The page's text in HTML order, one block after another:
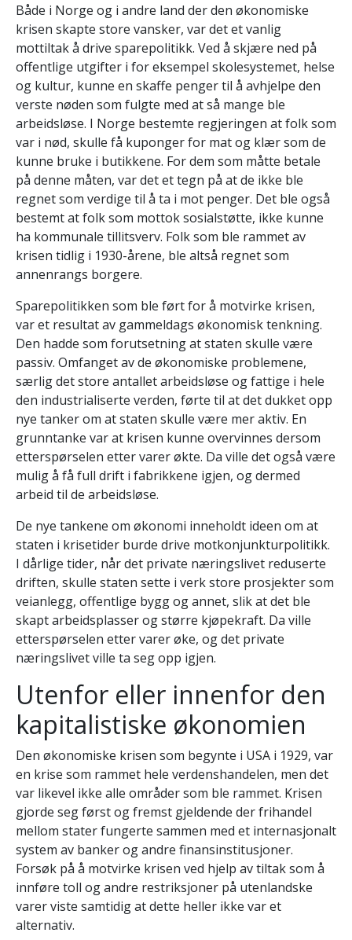
Både i Norge og i andre land der den økonomiske
krisen skapte store vansker, var det et vanlig
mottiltak å drive sparepolitikk. Ved å skjære ned på
offentlige utgifter i for eksempel skolesystemet, helse
og kultur, kunne en skaffe penger til å avhjelpe den
verste nøden som fulgte med at så mange ble
arbeidsløse. I Norge bestemte regjeringen at folk som
var i nød, skulle få kuponger for mat og klær som de
kunne bruke i butikkene. For dem som måtte betale
på denne måten, var det et tegn på at de ikke ble
regnet som verdige til å ta i mot penger. Det ble også
bestemt at folk som mottok sosialstøtte, ikke kunne
ha kommunale tillitsverv. Folk som ble rammet av
krisen tidlig i 1930-årene, ble altså regnet som
annenrangs borgere.
Sparepolitikken som ble ført for å motvirke krisen,
var et resultat av gammeldags økonomisk tenkning.
Den hadde som forutsetning at staten skulle være
passiv. Omfanget av de økonomiske problemene,
særlig det store antallet arbeidsløse og fattige i hele
den industrialiserte verden, førte til at det dukket opp
nye tanker om at staten skulle være mer aktiv. En
grunntanke var at krisen kunne overvinnes dersom
etterspørselen etter varer økte. Da ville det også være
mulig å få full drift i fabrikkene igjen, og dermed
arbeid til de arbeidsløse.
De nye tankene om økonomi inneholdt ideen om at
staten i krisetider burde drive motkonjunkturpolitikk.
I dårlige tider, når det private næringslivet reduserte
driften, skulle staten sette i verk store prosjekter som
veianlegg, offentlige bygg og annet, slik at det ble
skapt arbeidsplasser og større kjøpekraft. Da ville
etterspørselen etter varer øke, og det private
næringslivet ville ta seg opp igjen.
Utenfor eller innenfor den
kapitalistiske økonomien
Den økonomiske krisen som begynte i USA i 1929, var
en krise som rammet hele verdenshandelen, men det
var likevel ikke alle områder som ble rammet. Krisen
gjorde seg først og fremst gjeldende der frihandel
mellom stater fungerte sammen med et internasjonalt
system av banker og andre finansinstitusjoner.
Forsøk på å motvirke krisen ved hjelp av tiltak som å
innføre toll og andre restriksjoner på utenlandske
varer viste samtidig at dette heller ikke var et
alternativ.